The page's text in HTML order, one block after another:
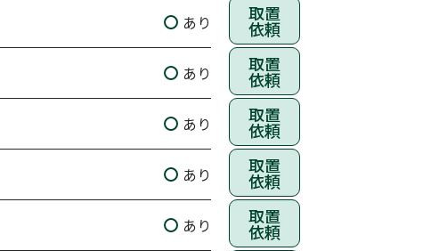
あり 取置
依頼
あり 取置
依頼
あり 取置
依頼
あり 取置
依頼
あり 取置
依頼